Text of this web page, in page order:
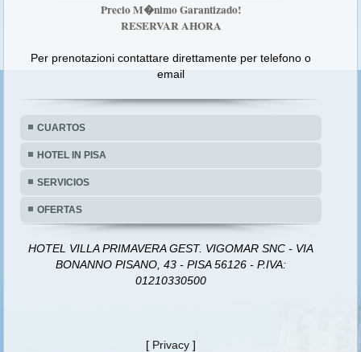
Precio M�nimo Garantizado!
RESERVAR AHORA
Per prenotazioni contattare direttamente per telefono o
email
CUARTOS
HOTEL IN PISA
SERVICIOS
OFERTAS
HOTEL VILLA PRIMAVERA GEST. VIGOMAR SNC - VIA
BONANNO PISANO, 43 - PISA 56126 - P.IVA:
01210330500
[ Privacy ]